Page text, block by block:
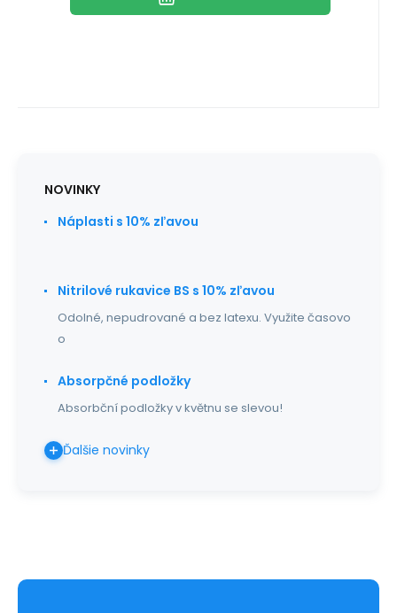
NOVINKY
Náplasti s 10% zľavou
Nitrilové rukavice BS s 10% zľavou
Odolné, nepudrované a bez latexu. Využite časovo
o
Absorpčné podložky
Absorbční podložky v květnu se slevou!
Ďalšie novinky